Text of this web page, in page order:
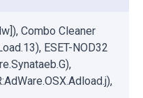
Combo Cleaner
ESET-NOD32